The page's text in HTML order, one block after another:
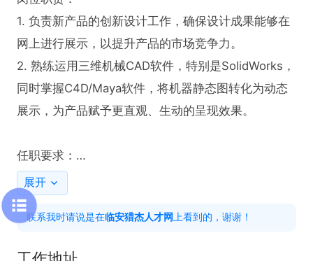
1. 负责新产品的创新设计工作，确保设计成果能够在
网上进行展示，以提升产品的市场竞争力。
2. 熟练运用三维机械CAD软件，特别是SolidWorks，
同时掌握C4D/Maya软件，将机器静态图转化为动态
展示，为产品赋予更直观、生动的呈现效果。
任职要求：
1. 具备5年以上专业工程师工作经验，在产品设计领
域有深厚的积累。
2. 精通三维机械CAD软件，熟练使用SolidWorks，对
展开
联系我时请说是在临安猎杰人才网上看到的，谢谢！